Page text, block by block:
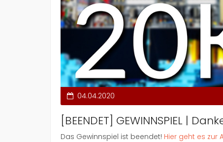
04.04.2020
[BEENDET] GEWINNSPIEL |
Das Gewinnspiel ist beendet! Hier geht es zur